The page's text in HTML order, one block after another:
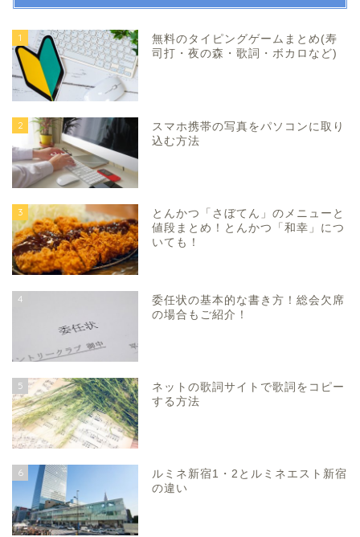
1
無料のタイピングゲームまとめ(寿
司打・夜の森・歌詞・ボカロなど)
2
スマホ携帯の写真をパソコンに取り
込む方法
3
とんかつ「さぼてん」のメニューと
値段まとめ！とんかつ「和幸」につ
いても！
4
委任状の基本的な書き方！総会欠席
の場合もご紹介！
5
ネットの歌詞サイトで歌詞をコピー
する方法
6
ルミネ新宿1・2とルミネエスト新宿
の違い